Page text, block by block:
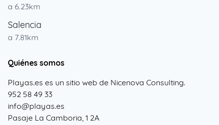
a 6.23km
Salencia
a 7.81km
Quiénes somos
Playas.es es un sitio web de Nicenova Consulting.
952 58 49 33
info@playas.es
Pasaje La Camboria, 1 2A